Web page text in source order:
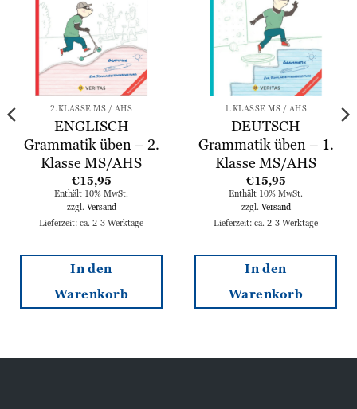
2.KLASSE MS / AHS
ENGLISCH
Grammatik üben – 2.
Klasse MS/AHS
€15,95
Enthält 10% MwSt.
zzgl. Versand
Lieferzeit: ca. 2-3 Werktage
In den
Warenkorb
1.KLASSE MS / AHS
DEUTSCH
Grammatik üben – 1.
Klasse MS/AHS
€15,95
Enthält 10% MwSt.
zzgl. Versand
Lieferzeit: ca. 2-3 Werktage
In den
Warenkorb